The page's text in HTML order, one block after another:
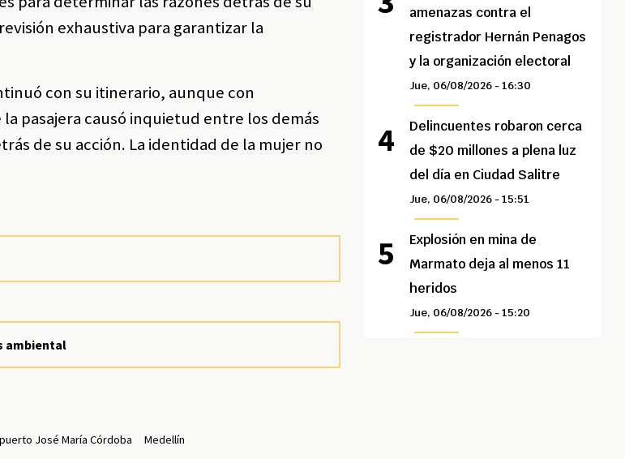
exhaustiva para garantizar la
con su itinerario, aunque con
pasajera causó inquietud entre los demás
de su acción. La identidad de la mujer no
ambiental
José María Córdoba Medellín
amenazas contra el
registrador Hernán Penagos
y la organización electoral
Jue, 06/08/2026 - 16:30
Delincuentes robaron cerca
de $20 millones a plena luz
del día en Ciudad Salitre
Jue, 06/08/2026 - 15:51
Explosión en mina de
Marmato deja al menos 11
heridos
Jue, 06/08/2026 - 15:20